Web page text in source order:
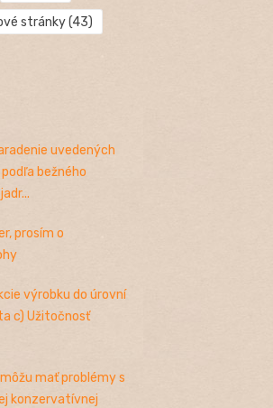
stránky(43)
uvedených
bežného
prosím o
výrobku do úrovní
c) Užitočnosť
mať problémy s
konzervatívnej